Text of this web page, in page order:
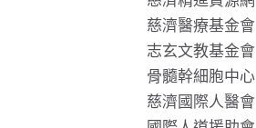
慈濟醫療基金會
志玄文教基金會
骨髓幹細胞中心
慈濟國際人醫會